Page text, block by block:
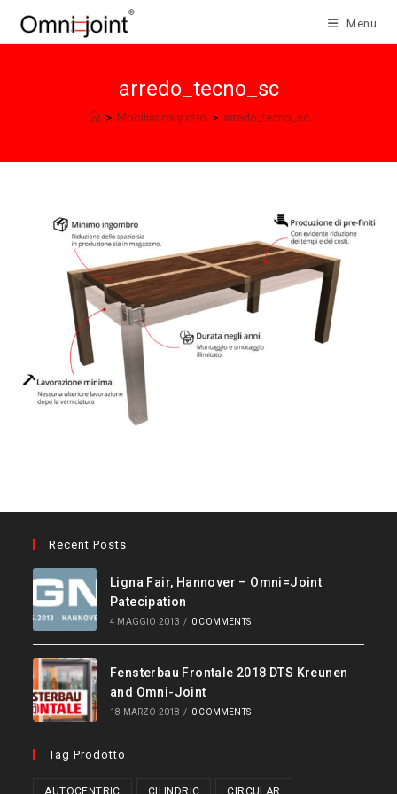
Menu
arredo_tecno_sc
> Mobiliarios y otro > arredo_tecno_sc
Recent Posts
Ligna Fair, Hannover – Omni=Joint
Patecipation
4 MAGGIO 2013 / 0 COMMENTS
Fensterbau Frontale 2018 DTS Kreunen
and Omni-Joint
18 MARZO 2018 / 0 COMMENTS
Tag Prodotto
AUTOCENTRIC CILINDRIC CIRCULAR